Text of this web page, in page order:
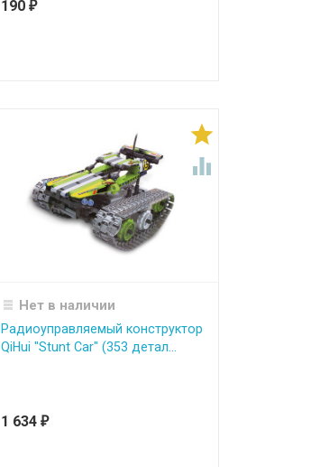
190 ₽


Нет в наличии
Радиоуправляемый конструктор
QiHui "Stunt Car" (353 детал...
1 634 ₽